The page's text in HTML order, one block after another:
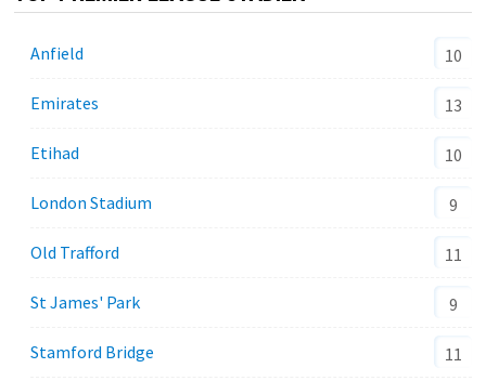
Anfield 10
Emirates 13
Etihad 10
London Stadium 9
Old Trafford 11
St James' Park 9
Stamford Bridge 11